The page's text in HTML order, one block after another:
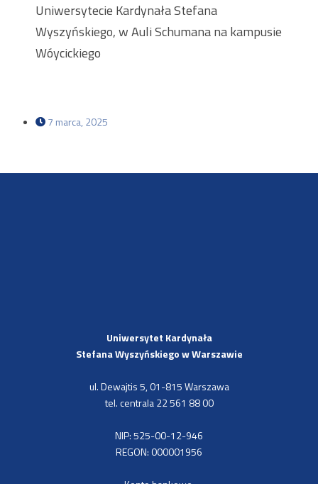
Uniwersytecie Kardynała Stefana
Wyszyńskiego, w Auli Schumana na kampusie
Wóycickiego
7 marca, 2025
Uniwersytet Kardynała
Stefana Wyszyńskiegow Warszawie
ul. Dewajtis 5, 01-815 Warszawa
tel. centrala 22 561 88 00
NIP: 525-00-12-946
REGON: 000001956